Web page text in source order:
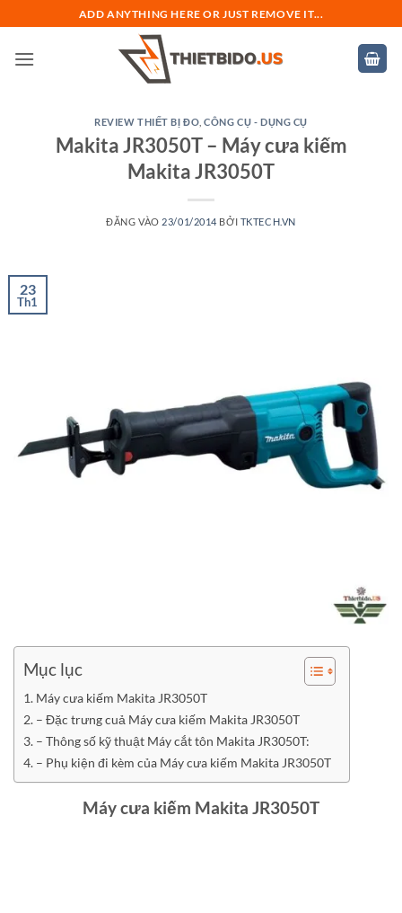
qua
nội
ADD ANYTHING HERE OR JUST REMOVE IT...
REVIEW THIẾT BỊ ĐO ,CÔNG CỤ - DỤNG CỤ
Makita JR3050T – Máy cưa kiếm
Makita JR3050T
ĐĂNG VÀO 23/01/2014 BỞI TKTECH.VN
23
Th1
Mục lục
Máy cưa kiếm Makita JR3050T
– Đặc trưng cuả Máy cưa kiếm Makita JR3050T
– Thông số kỹ thuật Máy cắt tôn Makita JR3050T:
– Phụ kiện đi kèm của Máy cưa kiếm Makita JR3050T
Máy cưa kiếm Makita JR3050T